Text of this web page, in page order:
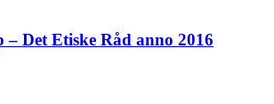
Det Etiske Råd anno 2016